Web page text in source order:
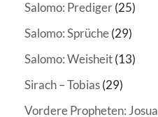
Salomo: Prediger(25)
Salomo: Sprüche(29)
Salomo: Weisheit(13)
Sirach – Tobias(29)
Vordere Propheten: Josua